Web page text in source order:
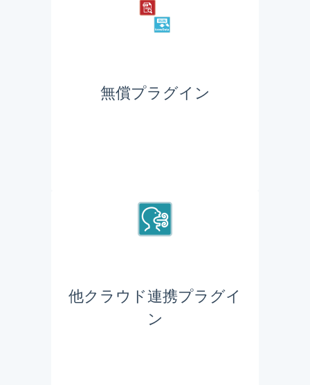
無償プラグイン
他クラウド連携プラグイ
ン